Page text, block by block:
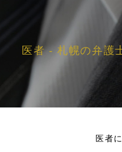
医者 - 札幌の弁護
医者